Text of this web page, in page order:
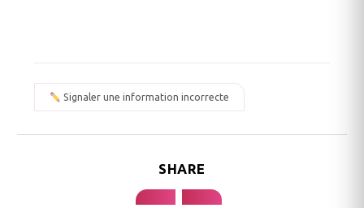
Signaler une information incorrecte
SHARE